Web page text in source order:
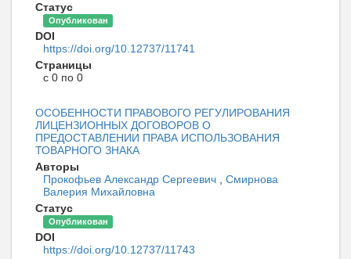
Статус
Опубликован
DOI
https://doi.org/10.12737/11741
Страницы
с 0 по 0
ОСОБЕННОСТИ ПРАВОВОГО РЕГУЛИРОВАНИЯ
ЛИЦЕНЗИОННЫХ ДОГОВОРОВ О
ПРЕДОСТАВЛЕНИИ ПРАВА ИСПОЛЬЗОВАНИЯ
ТОВАРНОГО ЗНАКА
Авторы
Прокофьев Александр Сергеевич
Смирнова
Валерия Михайловна
Статус
Опубликован
DOI
https://doi.org/10.12737/11743